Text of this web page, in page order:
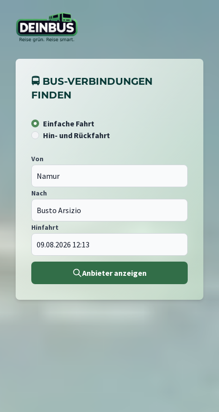
🚍 BUS-VERBINDUNGEN
FINDEN
Einfache Fahrt
Hin- und Rückfahrt
Von
Nach
Hinfahrt
Anbieter anzeigen